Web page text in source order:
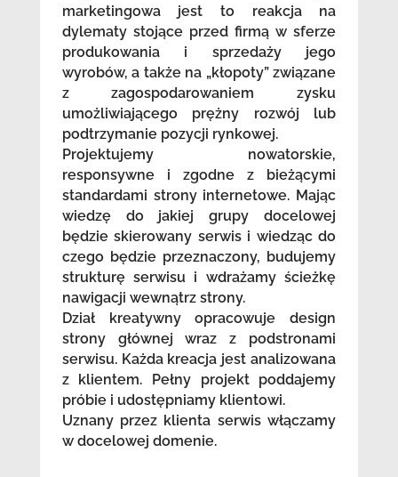
marketingowa jest to reakcja na
dylematy stojące przed firmą w sferze
produkowania i sprzedaży jego
wyrobów, a także na „kłopoty” związane
z zagospodarowaniem zysku
umożliwiającego prężny rozwój lub
podtrzymanie pozycji rynkowej.
Projektujemy nowatorskie,
responsywne i zgodne z bieżącymi
standardami strony internetowe. Mając
wiedzę do jakiej grupy docelowej
będzie skierowany serwis i wiedząc do
czego będzie przeznaczony, budujemy
strukturę serwisu i wdrażamy ścieżkę
nawigacji wewnątrz strony.
Dział kreatywny opracowuje design
strony głównej wraz z podstronami
serwisu. Każda kreacja jest analizowana
z klientem. Pełny projekt poddajemy
próbie i udostępniamy klientowi.
Uznany przez klienta serwis włączamy
w docelowej domenie.